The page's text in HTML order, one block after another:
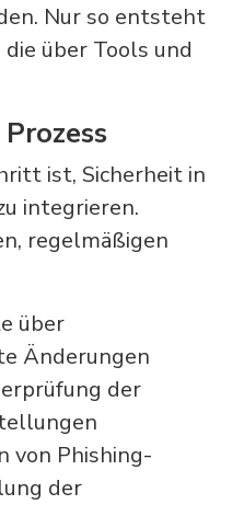
Nur so entsteht
über Tools und
ist, Sicherheit in
integrieren.
regelmäßigen
über
Änderungen
der
von Phishing-
der